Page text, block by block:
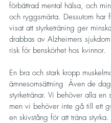
förbättrad mental hälsa, och
och ryggsmärta. Dessutom har
visat att styrketräning ger
drabbas av Alzheimers
risk för benskörhet hos kvinnor.
En bra och stark kropp
ämnesomsättning  Även de
styrketränar. Vi behöver alla en
men vi behöver inte gå till ett
en skivstång för att träna